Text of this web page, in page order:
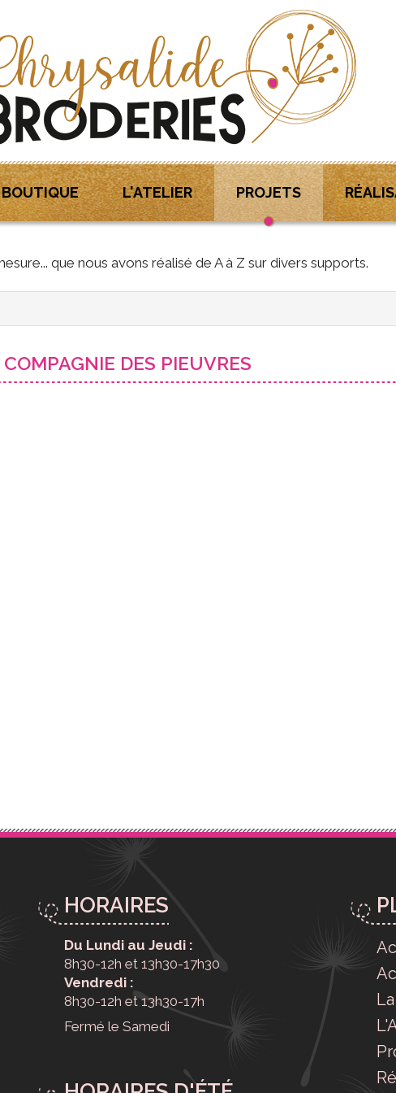
L'ATELIER PROJETS
que nous avons réalisé de A à Z sur divers supports.
DES PIEUVRES
HORAIRES
Du Lundi au Jeudi :
8h30-12h et 13h30-17h30
Vendredi :
8h30-12h et 13h30-17h
Fermé le Samedi